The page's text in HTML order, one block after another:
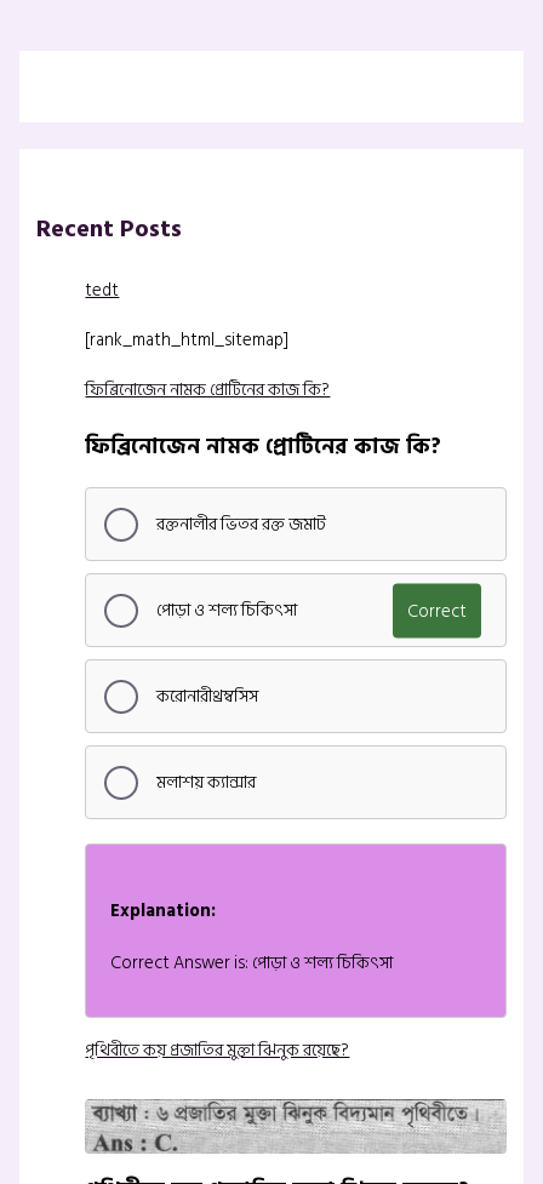
Recent Posts
tedt
[rank_math_html_sitemap]
ফিব্রিনোজেন নামক প্রোটিনের কাজ কি?
ফিব্রিনোজেন নামক প্রোটিনের কাজ কি?
রক্তনালীর ভিতর রক্ত জমাট
পোড়া ও শল্য চিকিৎসা Correct
করোনারীথ্রম্বসিস
মলাশয় ক্যান্সার
Explanation:
Correct Answer is: পোড়া ও শল্য চিকিৎসা
পৃথিবীতে কয় প্রজাতির মুক্তা ঝিনুক রয়েছে?